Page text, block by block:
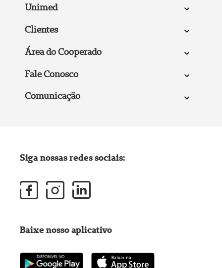
Unimed
Clientes
Área do Cooperado
Fale Conosco
Comunicação
Siga nossas redes sociais:
Baixe nosso aplicativo